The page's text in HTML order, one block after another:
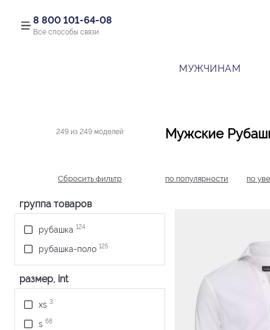
8 800 101-64-08
Все способы связи
МУЖЧИНАМ
249 из 249 моделей
Сбросить фильтр
группа товаров
рубашка 124
рубашка-поло 125
размер, int
xs 3
s 68
Мужские
по популярности по